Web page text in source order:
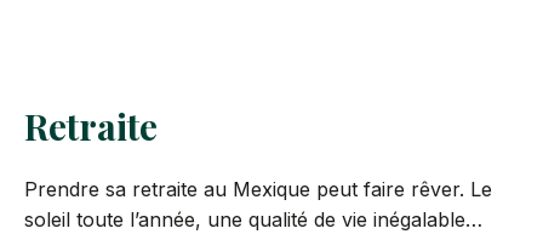
Retraite
Prendre sa retraite au Mexique peut faire rêver. Le
soleil toute l’année, une qualité de vie inégalable…